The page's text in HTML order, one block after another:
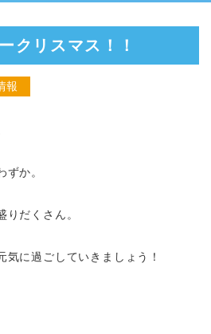
クリスマス！！
報
か。
だくさん。
に過ごしていきましょう！